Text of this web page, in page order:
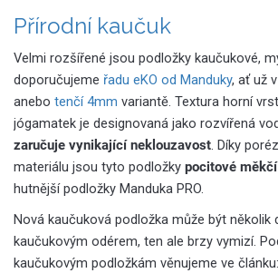
Přírodní kaučuk
Velmi rozšířené jsou podložky kaučukové,
doporučujeme řadu eKO od Manduky, ať už v
anebo tenčí 4mm variantě. Textura horní
jógamatek je designovaná jako rozvířená
zaručuje vynikající neklouzavost. Díky
materiálu jsou tyto podložky pocitové měkčí
hutnější podložky Manduka PRO.
Nová kaučuková podložka může být několik
kaučukovým odérem, ten ale brzy vymizí.
kaučukovým podložkám věnujeme ve článku: